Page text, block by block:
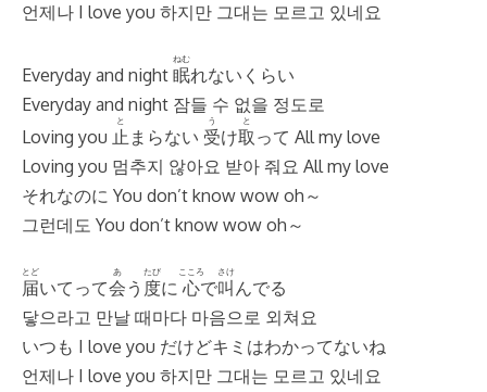
언제나 I love you 하지만 그대는 모르고 있네요
Everyday and night 眠
ねむ
れないくらい
Everyday and night 잠들 수 없을 정도로
Loving you 止
と
まらない 受
う
け取
と
って All my love
Loving you 멈추지 않아요 받아 줘요 All my love
それなのに You don’t know wow oh～
그런데도 You don’t know wow oh～
届
とど
いてって会
あ
う 度
たび
に 心
こころ
で叫
さけ
んでる
닿으라고 만날 때마다 마음으로 외쳐요
いつも I love you だけどキミはわかってないね
언제나 I love you 하지만 그대는 모르고 있네요